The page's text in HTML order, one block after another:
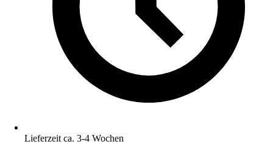
Lieferzeit ca. 3-4 Wochen